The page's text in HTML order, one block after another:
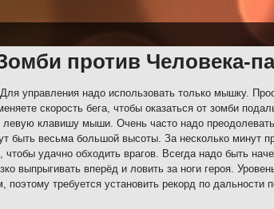
против Человека-
Для управления надо использовать только мышку.
скорость бега, чтобы оказаться от зомби
левую клавишу мыши. Очень часто надо
быть весьма большой высоты. За несколько минут
чтобы удачно обходить врагов. Всегда надо быть
выпрыгивать вперёд и ловить за ноги героя.
поэтому требуется установить рекорд по дальности